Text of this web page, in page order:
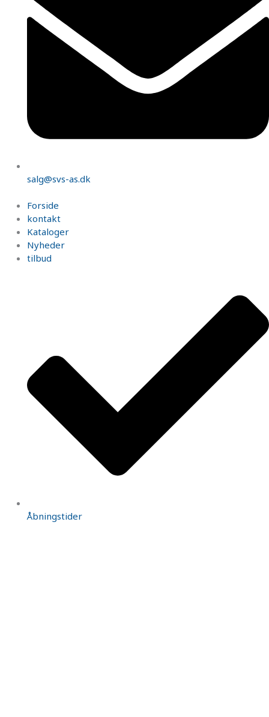
salg@svs-as.dk
Forside
kontakt
Kataloger
Nyheder
tilbud
Åbningstider